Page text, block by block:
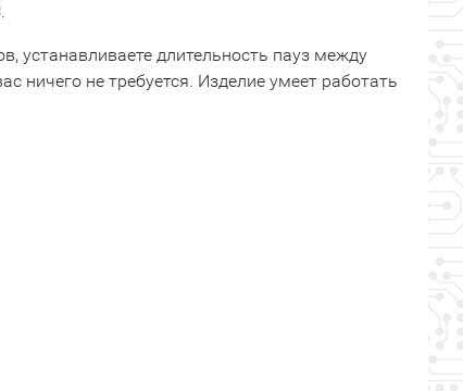
устанавливаете длительность пауз между
ничего не требуется. Изделие умеет работать